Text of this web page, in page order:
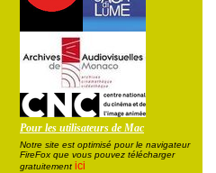
Pour les utilisateurs de Mac
Notre site est optimisé pour le navigateur
FireFox que vous pouvez télécharger
gratuitement ici